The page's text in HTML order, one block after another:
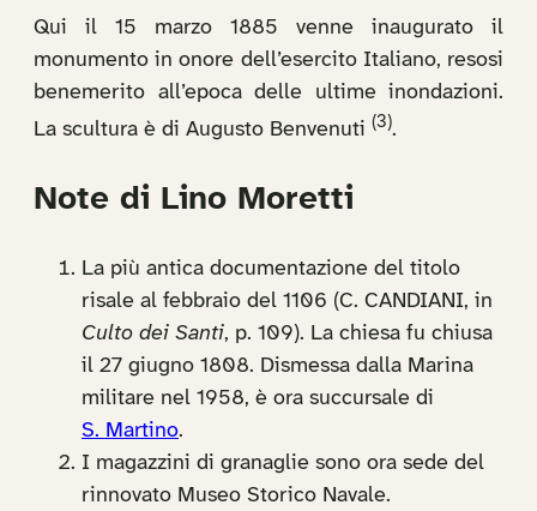
Qui il 15 marzo 1885 venne inaugurato il
monumento in onore dell’esercito Italiano, resosi
benemerito all’epoca delle ultime inondazioni.
La scultura è di Augusto Benvenuti (3).
Note di Lino Moretti
La più antica documentazione del titolo
risale al febbraio del 1106 (C. CANDIANI, in
Culto dei Santi, p. 109). La chiesa fu chiusa
il 27 giugno 1808. Dismessa dalla Marina
militare nel 1958, è ora succursale di
S. Martino.
I magazzini di granaglie sono ora sede del
rinnovato Museo Storico Navale.